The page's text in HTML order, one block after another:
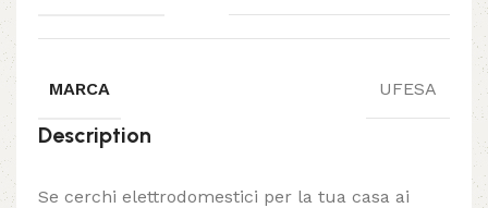
MARCA UFESA
Description
Se cerchi elettrodomestici per la tua casa ai